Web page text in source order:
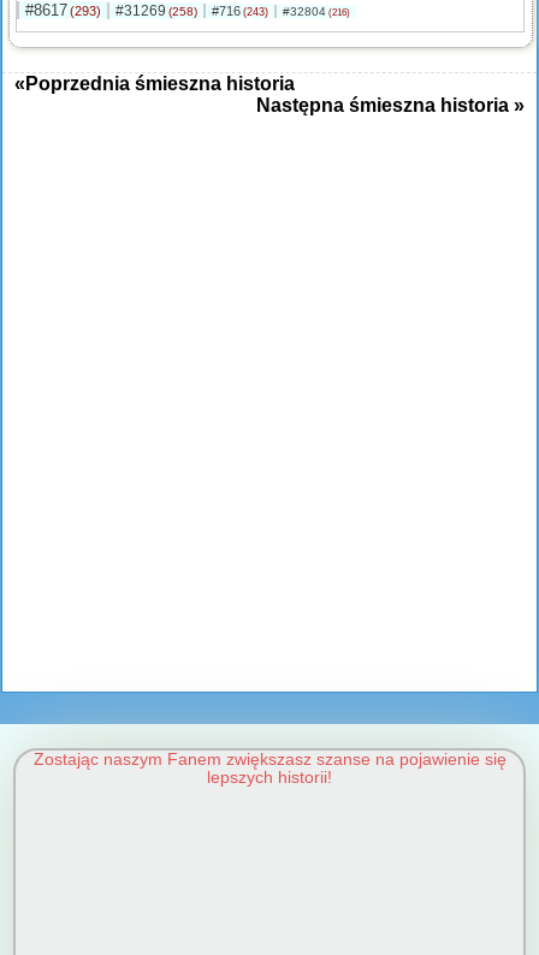
#8617(293) #31269 (258) #716 (243) #32804 (216)
«Poprzednia śmieszna historia
Następna śmieszna historia »
Zostając naszym Fanem zwiększasz szanse na pojawienie się
lepszych historii!